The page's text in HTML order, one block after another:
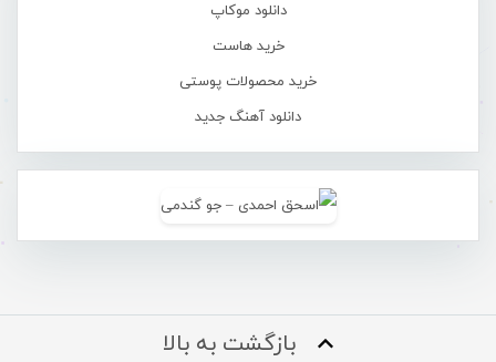
دانلود موکاپ
خرید هاست
خرید محصولات پوستی
دانلود آهنگ جدید
بازگشت به بالا